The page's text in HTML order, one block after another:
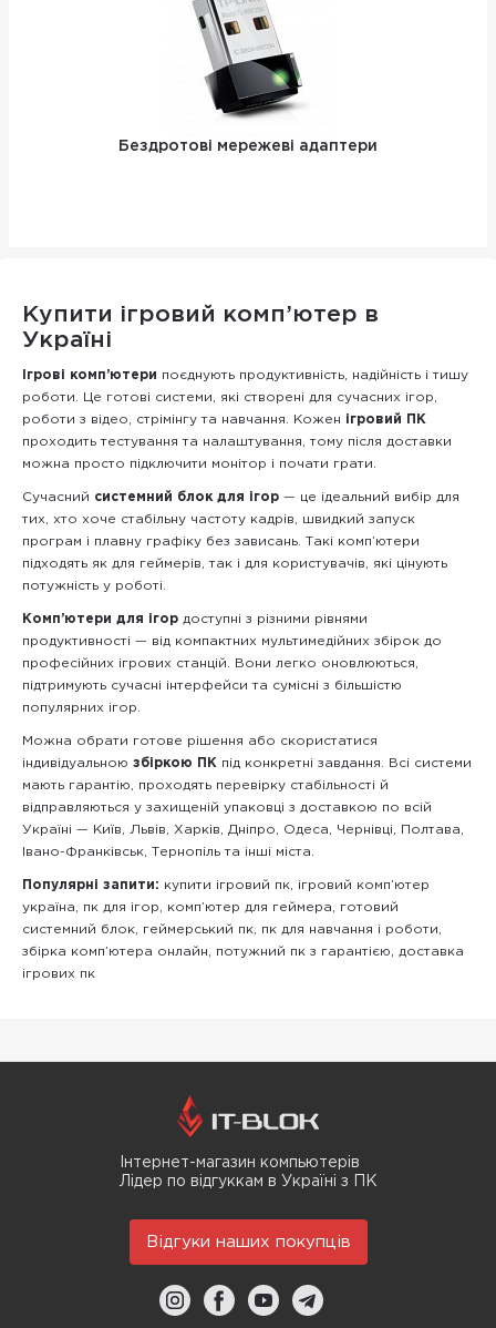
Бездротові мережеві адаптери
Купити ігровий комп’ютер в
Україні
Ігрові комп’ютери поєднують продуктивність, надійність і тишу
роботи. Це готові системи, які створені для сучасних ігор,
роботи з відео, стрімінгу та навчання. Кожен ігровий ПК
проходить тестування та налаштування, тому після доставки
можна просто підключити монітор і почати грати.
Сучасний системний блок для ігор — це ідеальний вибір для
тих, хто хоче стабільну частоту кадрів, швидкий запуск
програм і плавну графіку без зависань. Такі комп’ютери
підходять як для геймерів, так і для користувачів, які цінують
потужність у роботі.
Комп’ютери для ігор доступні з різними рівнями
продуктивності — від компактних мультимедійних збірок до
професійних ігрових станцій. Вони легко оновлюються,
підтримують сучасні інтерфейси та сумісні з більшістю
популярних ігор.
Можна обрати готове рішення або скористатися
індивідуальною збіркою ПК під конкретні завдання. Всі системи
мають гарантію, проходять перевірку стабільності й
відправляються у захищеній упаковці з доставкою по всій
Україні — Київ, Львів, Харків, Дніпро, Одеса, Чернівці, Полтава,
Івано-Франківськ, Тернопіль та інші міста.
Популярні запити: купити ігровий пк, ігровий комп’ютер
україна, пк для ігор, комп’ютер для геймера, готовий
системний блок, геймерський пк, пк для навчання і роботи,
збірка комп’ютера онлайн, потужний пк з гарантією, доставка
ігрових пк
Інтернет-магазин компьютерів
Лідер по відгуккам в Україні з ПК
Відгуки наших покупців